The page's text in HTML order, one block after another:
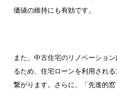
価値の維持にも有効です。
また、中古住宅のリノベーショ
るため、住宅ローンを利用され
繋がります。さらに、「先進的